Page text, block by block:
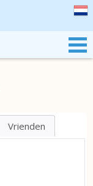
vrienden